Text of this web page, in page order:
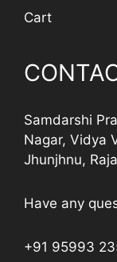
Cart
Samdarshi
Nagar, Vidya
Jhunjhnu,
Have any
+91 95993